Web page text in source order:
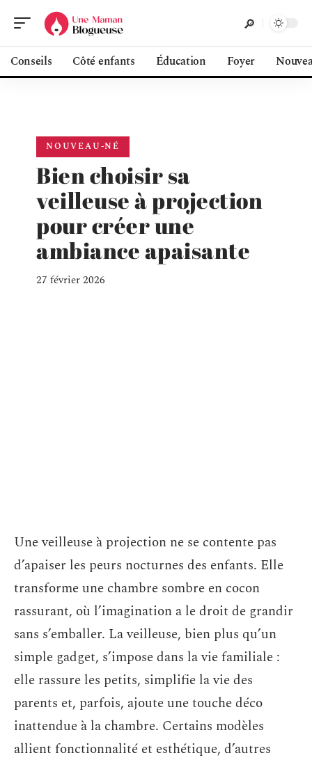
Conseils Côté enfants Éducation Foyer
NOUVEAU-NÉ
Bien choisir sa
veilleuse à projection
pour créer une
ambiance apaisante
27 février 2026
Une veilleuse à projection ne se contente pas
d’apaiser les peurs nocturnes des enfants. Elle
transforme une chambre sombre en cocon
rassurant, où l’imagination a le droit de grandir
sans s’emballer. La veilleuse, bien plus qu’un
simple gadget, s’impose dans la vie familiale :
elle rassure les petits, simplifie la vie des
parents et, parfois, ajoute une touche déco
inattendue à la chambre. Certains modèles
allient fonctionnalité et esthétique, d’autres